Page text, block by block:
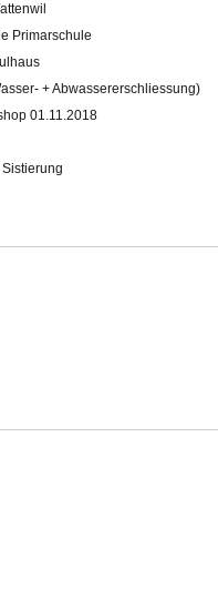
Primarschule
+ Abwassererschliessung)
01.11.2018